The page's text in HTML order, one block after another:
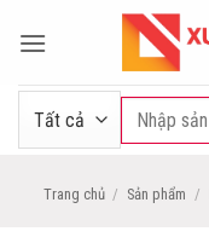
qua
Tìm
kiếm:
Trang chủ / Sản phẩm /